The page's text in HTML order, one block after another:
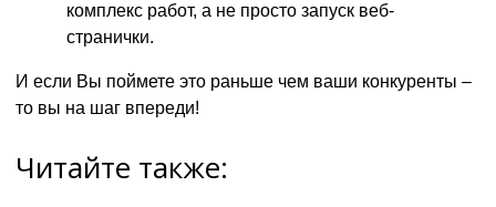
комплекс работ, а не просто запуск веб-
странички.
И если Вы поймете это раньше чем ваши конкуренты –
то вы на шаг впереди!
Читайте также: